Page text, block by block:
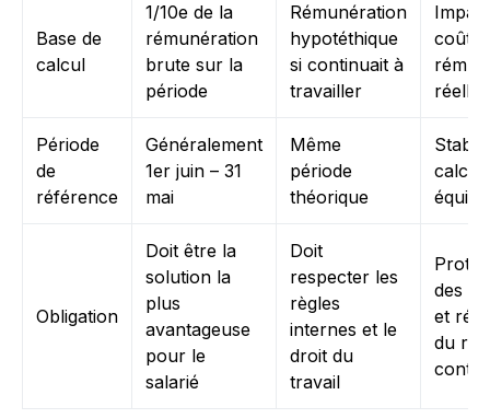
Base de
calcul
1/10e de la
rémunération
brute sur la
période
Rémunération
hypotéthique
si continuait à
travailler
coût
réelle
Période
de
référence
Généralement
1er juin – 31
mai
Même
période
théorique
équité
Obligation
Doit être la
solution la
plus
avantageuse
pour le
salarié
Doit
respecter les
règles
internes et le
droit du
travail
des
et
du